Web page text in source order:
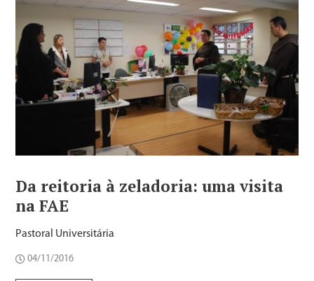
Da reitoria à zeladoria: uma visita
na FAE
Pastoral Universitária
04/11/2016